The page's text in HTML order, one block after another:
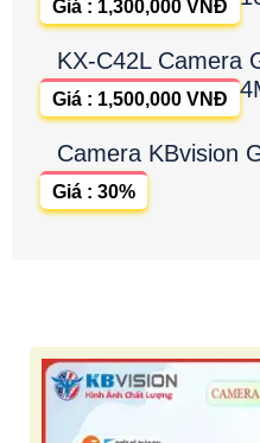
Giá : 1,300,000 VNĐ
KX-C42L Camera
Giá : 1,500,000 VNĐ
Camera KBvision
Giá : 30%